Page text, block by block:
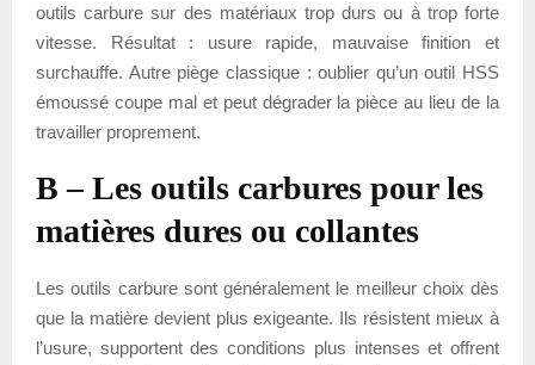
outils carbure sur des matériaux trop durs ou à trop forte
vitesse. Résultat : usure rapide, mauvaise finition et
surchauffe. Autre piège classique : oublier qu’un outil HSS
émoussé coupe mal et peut dégrader la pièce au lieu de la
travailler proprement.
B – Les outils carbures pour les
matières dures ou collantes
Les outils carbure sont généralement le meilleur choix dès
que la matière devient plus exigeante. Ils résistent mieux à
l’usure, supportent des conditions plus intenses et offrent